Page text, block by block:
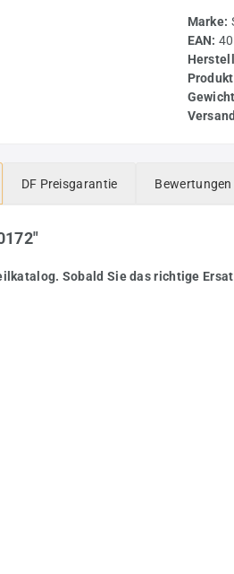
Marke:
EAN:
DF Preisgarantie Bewertungen
Sobald Sie das richtige